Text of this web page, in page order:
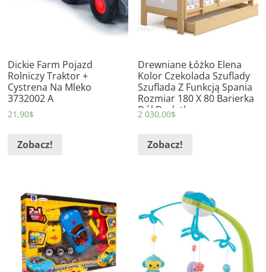
Dickie Farm Pojazd
Rolniczy Traktor +
Cystrena Na Mleko
3732002 A
21,90$
Zobacz!
Drewniane Łóżko Elena
Kolor Czekolada Szuflady
Szuflada Z Funkcją Spania
Rozmiar 180 X 80 Barierka
Dół Dodatkowa
Zdejmowana Barierka
2 030,00$
Zobacz!